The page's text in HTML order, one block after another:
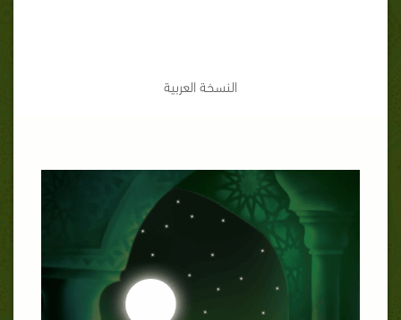
النسخة العربية